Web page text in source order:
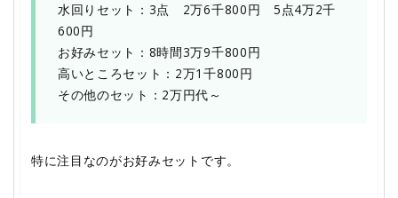
水回りセット：3点 2万6千800円 5点4万2千
600円
お好みセット：8時間3万9千800円
高いところセット：2万1千800円
その他のセット：2万円代～
特に注目なのがお好みセットです。